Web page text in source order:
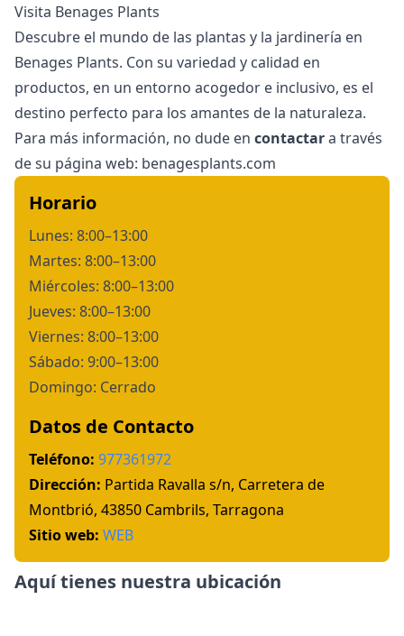
Visita Benages Plants
Descubre el mundo de las plantas y la jardinería en
Benages Plants. Con su variedad y calidad en
productos, en un entorno acogedor e inclusivo, es el
destino perfecto para los amantes de la naturaleza.
Para más información, no dude en contactara través
de su página web: benagesplants.com
Horario
Lunes: 8:00–13:00
Martes: 8:00–13:00
Miércoles: 8:00–13:00
Jueves: 8:00–13:00
Viernes: 8:00–13:00
Sábado: 9:00–13:00
Domingo: Cerrado
Datos de Contacto
Teléfono: 977361972
Dirección: Partida Ravalla s/n, Carretera de
Montbrió, 43850 Cambrils, Tarragona
Sitio web: WEB
Aquí tienes nuestra ubicación